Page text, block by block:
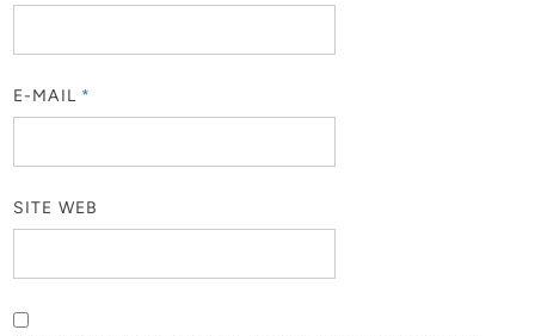
E-MAIL *
SITE WEB